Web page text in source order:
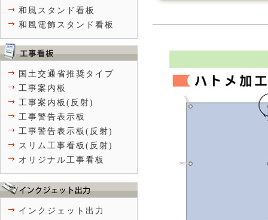
和風スタンド看板
和風電飾スタンド看板
国土交通省推奨タイプ
工事案内板
工事案内板(反射)
工事警告表示板
工事警告表示板(反射)
スリム工事看板(反射)
オリジナル工事看板
インクジェット出力